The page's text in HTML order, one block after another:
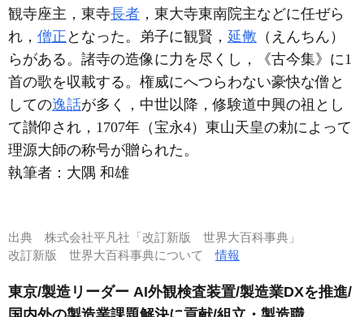
観寺座主，東寺長者 ，東大寺東南院主などに任ぜら
れ， 僧正 となった。弟子に観賢， 延敒 （えんちん）
らがある。諸寺の造像に力を尽くし，《古今集》に1
首の歌を収載する。権威にへつらわない豪快な僧と
しての逸話が多く，中世以降，修験道中興の祖とし
て讃仰され，1707年（宝永4）東山天皇の勅によって
理源大師の称号が贈られた。
執筆者： 大隅 和雄
出典 株式会社平凡社「改訂新版 世界大百科事典」
改訂新版 世界大百科事典について情報
東京/製造リーダー AI外観検査装置/製造業DXを推進/